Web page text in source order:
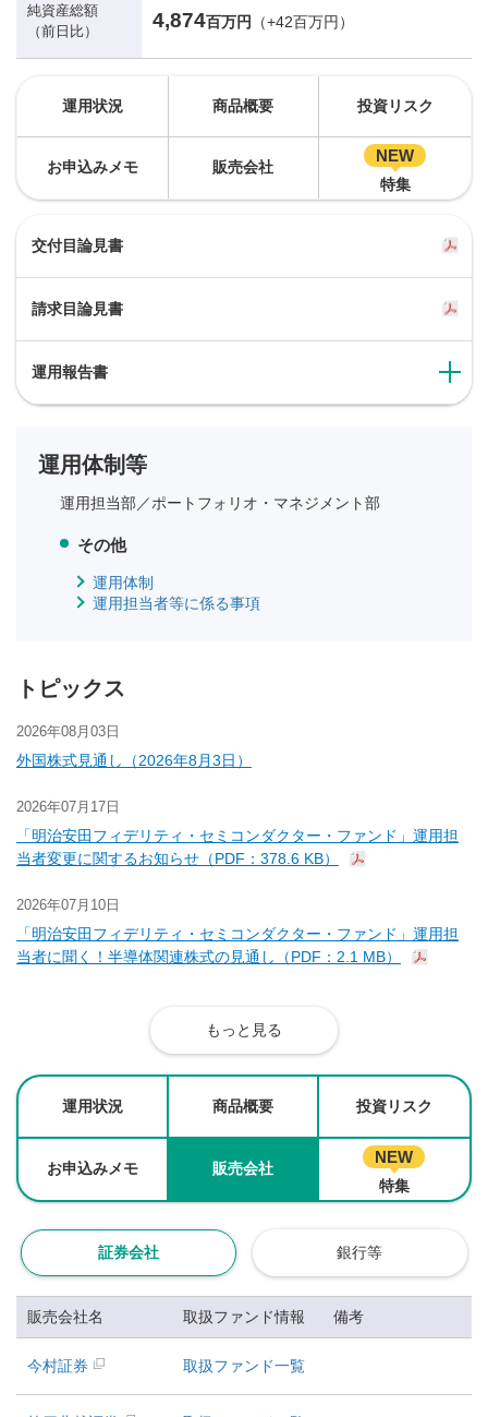
純資産総額
（前日比）
4,874百万円 （+42百万円）
運用状況 商品概要 投資リスク
お申込みメモ 販売会社
NEW
特集
交付目論見書
請求目論見書
運用報告書
運用体制等
運用担当部／ポートフォリオ・マネジメント部
その他
運用体制
運用担当者等に係る事項
トピックス
2026年08月03日
外国株式見通し（2026年8月3日）
2026年07月17日
「明治安田フィデリティ・セミコンダクター・ファンド」運用担
当者変更に関するお知らせ（PDF：378.6 KB）
2026年07月10日
「明治安田フィデリティ・セミコンダクター・ファンド」運用担
当者に聞く！半導体関連株式の見通し（PDF：2.1 MB）
もっと見る
運用状況 商品概要 投資リスク
お申込みメモ 販売会社
NEW
特集
証券会社 銀行等
販売会社名 取扱ファンド情報 備考
今村証券 取扱ファンド一覧